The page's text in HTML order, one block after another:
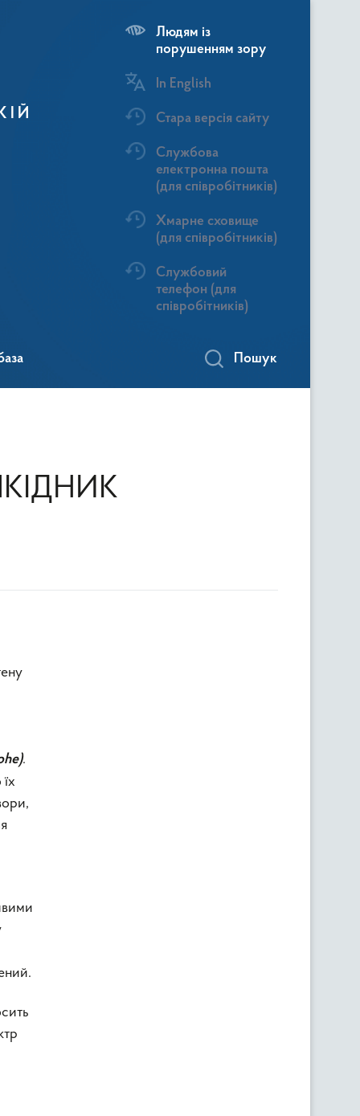
Людям із
порушенням зору
In English
Стара версія сайту
Службова
електронна пошта
(для співробітників)
Хмарне сховище
(для співробітників)
Службовий
телефон (для
співробітників)
Пошук
).